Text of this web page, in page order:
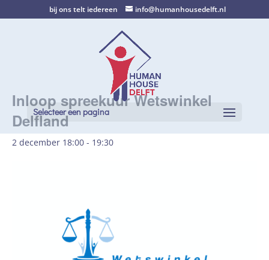
bij ons telt iedereen info@humanhousedelft.nl
Selecteer een pagina
Inloop spreekuur Wetswinkel
Delfland
2 december 18:00 - 19:30